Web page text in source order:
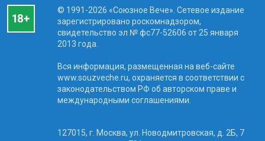
© 1991-2026 «Союзное Вече». Сетевое издание
зарегистрировано роскомнадзором,
свидетельство эл № фc77-52606 от 25 января
2013 года.
Вся информация, размещенная на веб-сайте
www.souzveche.ru, охраняется в соответствии с
законодательством РФ об авторском праве и
международными соглашениями.
127015, г. Москва, ул. Новодмитровская, д. 2Б, 7